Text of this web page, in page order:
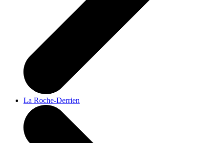
La Roche-Derrien